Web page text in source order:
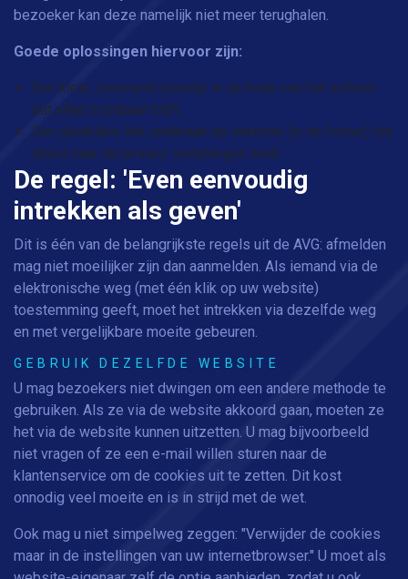
bezoeker kan deze namelijk niet meer terughalen.
Goede oplossingen hiervoor zijn:
Een klein, zwevend icoontje in de hoek van het scherm
dat altijd zichtbaar blijft.
Een duidelijke link onderaan de website (in de footer) die
direct naar de privacy-instellingen leidt.
De regel: 'Even eenvoudig
intrekken als geven'
Dit is één van de belangrijkste regels uit de AVG: afmelden
mag niet moeilijker zijn dan aanmelden. Als iemand via de
elektronische weg (met één klik op uw website)
toestemming geeft, moet het intrekken via dezelfde weg
en met vergelijkbare moeite gebeuren.
GEBRUIK DEZELFDE WEBSITE
U mag bezoekers niet dwingen om een andere methode te
gebruiken. Als ze via de website akkoord gaan, moeten ze
het via de website kunnen uitzetten. U mag bijvoorbeeld
niet vragen of ze een e-mail willen sturen naar de
klantenservice om de cookies uit te zetten. Dit kost
onnodig veel moeite en is in strijd met de wet.
Ook mag u niet simpelweg zeggen: "Verwijder de cookies
maar in de instellingen van uw internetbrowser." U moet als